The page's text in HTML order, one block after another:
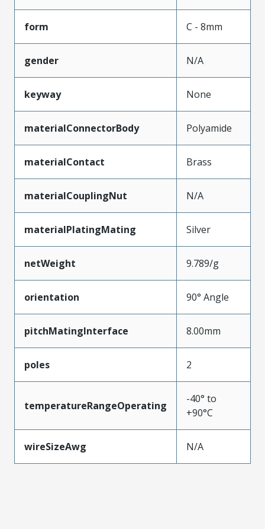
form C - 8mm
gender N/A
keyway None
materialConnectorBody Polyamide
materialContact Brass
materialCouplingNut N/A
materialPlatingMating Silver
netWeight 9.789/g
orientation 90° Angle
pitchMatingInterface 8.00mm
poles 2
temperatureRangeOperating
-40° to
+90°C
wireSizeAwg N/A